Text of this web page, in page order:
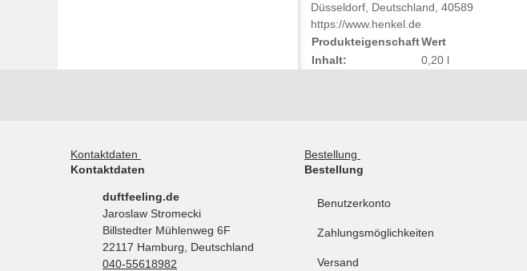
Düsseldorf, Deutschland, 40589
https://www.henkel.de
ProdukteigenschaftWert
Inhalt:
0,20 l
Kontaktdaten
Kontaktdaten
duftfeeling.de
Jaroslaw Stromecki
Billstedter Mühlenweg 6F
22117 Hamburg, Deutschland
040-55618982
Bestellung
Bestellung
Benutzerkonto
Zahlungsmöglichkeiten
Versand